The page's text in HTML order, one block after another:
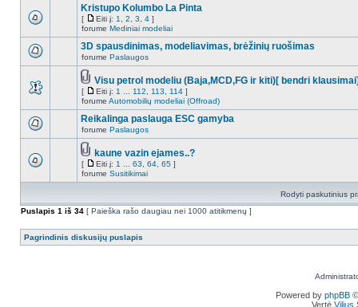
Kristupo Kolumbo La Pinta
[ Eiti į: 1 2 3 4 ]
forume Mediniai modeliai
3D spausdinimas, modeliavimas, brėžinių ruošimas
forume Paslaugos
Visu petrol modeliu (Baja,MCD,FG ir kiti)[ bendri
[ Eiti į: 1 112 113 114 ]
forume Automobilių modeliai (Offroad)
Reikalinga paslauga ESC gamyba
forume Paslaugos
kaune vazin ejames..?
[ Eiti į: 1 63 64 65 ]
forume Susitikimai
Rodyti paskutinius
Puslapis 1 iš 34 [ Paieška rašo daugiau nei 1000 atitikmenų ]
Pagrindinis diskusijų puslapis
Powered by phpBB
Vertė Vilius